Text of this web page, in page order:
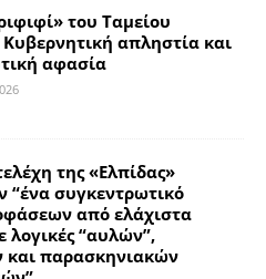
του Ταμείου
απληστία και
αφασία
της «Ελπίδας»
“ένα συγκεντρωτικό
από ελάχιστα
“αυλών”,
και παρασκηνιακών